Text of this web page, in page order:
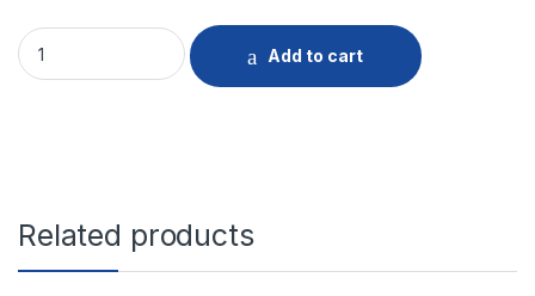
30079 - DB227 CESHMA ZA MIJALNIK CRNA quantity
Add to cart
Related products